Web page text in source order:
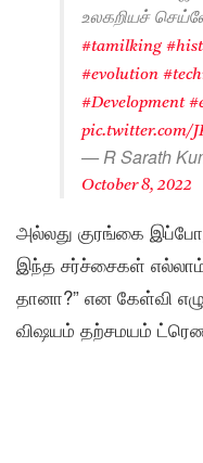
உலகறியச்
#tamilking
#evolution
#Development
pic.twitter.com/
— R Sarath
October 8, 2022
அல்லது குரங்கை
இந்த சர்ச்சைகள்
தானா?” என கேள்வி
விஷயம் தற்சமயம்